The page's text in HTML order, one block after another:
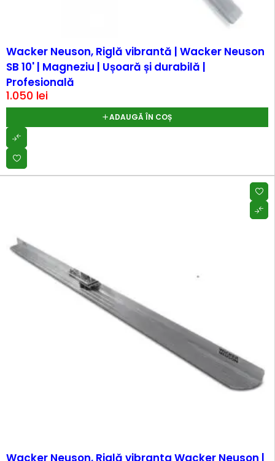
Wacker Neuson, Riglă vibrantă | Wacker Neuson
SB 10' | Magneziu | Ușoară și durabilă |
Profesională
1.050 lei
ADAUGĂ ÎN COȘ
Wacker Neuson, Riglă vibranta Wacker Neuson |